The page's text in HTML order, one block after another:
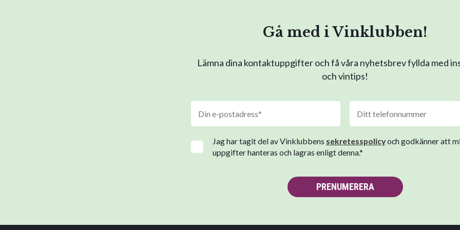
Gå med i Vinklubben!
Lämna dina kontaktuppgifter och få våra nyhetsbrev fyllda med
och vintips!
Jag har tagit del av Vinklubbens sekretesspolicyoch godkänner att
uppgifter hanteras och lagras enligt denna.*
PRENUMERERA